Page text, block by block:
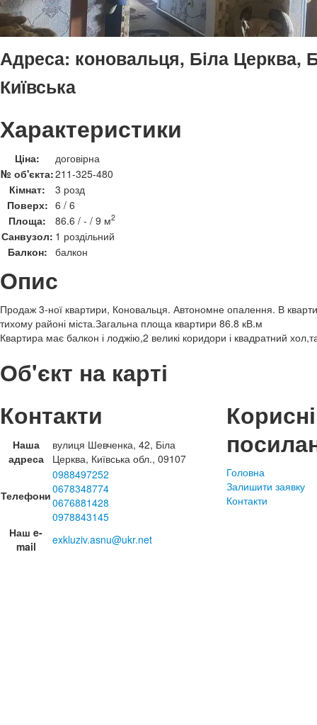
Адреса: коновальця, Біла Церква,
Київська
Характеристики
Ціна:
договірна
№ об'єкта:211-325-480
Кімнат:
3 розд
Поверх: 6 / 6
Площа:
86.6 / - / 9 м2
Санвузол: 1 роздільний
Балкон: балкон
Опис
Продаж 3-ної квартири, Коновальця. Автономне опалення. В
тихому районі міста.Загальна площа квартири 86.8 кВ.м
Квартира має балкон і лоджію,2 великі коридори і квадратний
Об'єкт на карті
Контакти
Наша
адреса
вулиця Шевченка, 42, Біла
Церква, Київська обл., 09107
Телефони
0988497252
0678348774
0676881428
0978843145
Наш e-
mail
exkluziv.asnu@ukr.net
Корисні
Головна
Залишити заявку
Контакти